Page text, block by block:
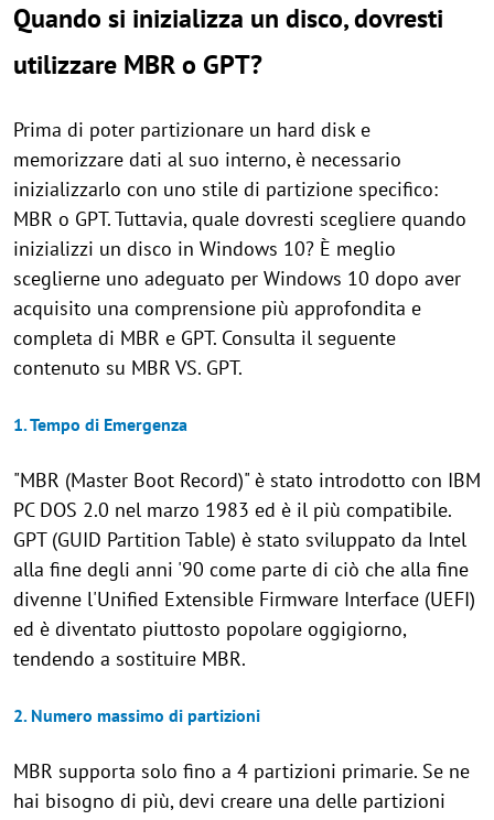
Quando si inizializza un disco, dovresti
utilizzare MBR o GPT?
Prima di poter partizionare un hard disk e
memorizzare dati al suo interno, è necessario
inizializzarlo con uno stile di partizione specifico:
MBR o GPT. Tuttavia, quale dovresti scegliere quando
inizializzi un disco in Windows 10? È meglio
sceglierne uno adeguato per Windows 10 dopo aver
acquisito una comprensione più approfondita e
completa di MBR e GPT. Consulta il seguente
contenuto su MBR VS. GPT.
1. Tempo di Emergenza
"MBR (Master Boot Record)" è stato introdotto con IBM
PC DOS 2.0 nel marzo 1983 ed è il più compatibile.
GPT (GUID Partition Table) è stato sviluppato da Intel
alla fine degli anni '90 come parte di ciò che alla fine
divenne l'Unified Extensible Firmware Interface (UEFI)
ed è diventato piuttosto popolare oggigiorno,
tendendo a sostituire MBR.
2. Numero massimo di partizioni
MBR supporta solo fino a 4 partizioni primarie. Se ne
hai bisogno di più, devi creare una delle partizioni